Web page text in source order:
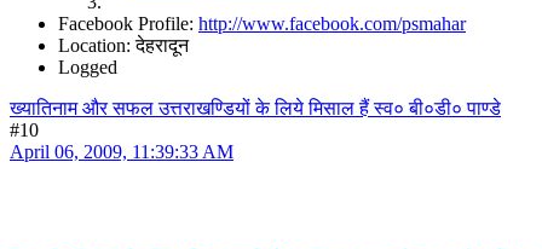
Facebook Profile: http://www.facebook.com/psmahar
Location: देहरादून
Logged
ख्यातिनाम और सफल उत्तराखण्डियों के लिये मिसाल हैं स्व० बी०डी० पाण्डे
#10
April 06, 2009, 11:39:33 AM